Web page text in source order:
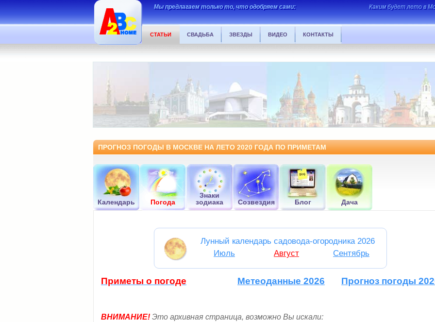
Мы предлагаем только то, что одобряем сами: Каким будет лето в
СТАТЬИ СВАДЬБА ЗВЕЗДЫ ВИДЕО КОНТАКТЫ
ПРОГНОЗ ПОГОДЫ В МОСКВЕ НА ЛЕТО 2020 ГОДА ПО ПРИМЕТАМ
Календарь Погода
Знаки
зодиака
Созвездия Блог Дача
Лунный календарь садовода-огородника 2026
Июль
Август Сентябрь
Приметы о погоде Метеоданные 2026 Прогноз погоды
ВНИМАНИЕ! Это архивная страница, возможно Вы искали: